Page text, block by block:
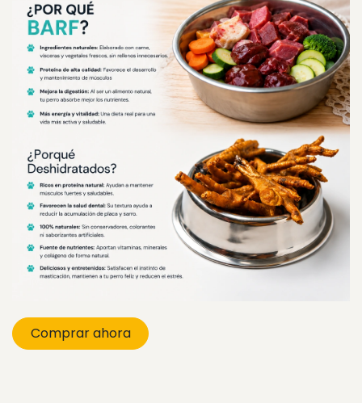
Comprar ahora